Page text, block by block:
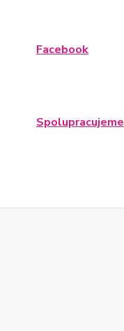
Facebook
Spolupracujeme